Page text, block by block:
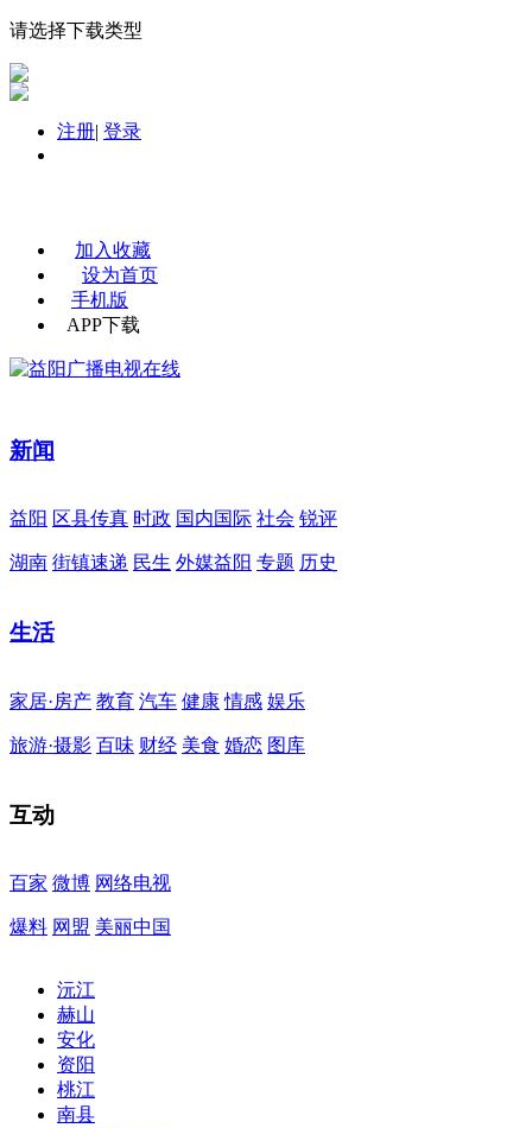
请选择下载类型
注册| 登录
加入收藏
设为首页
手机版
APP下载
新闻
益阳 区县传真 时政 国内国际 社会 锐评
湖南 街镇速递 民生 外媒益阳 专题 历史
生活
家居·房产 教育 汽车 健康 情感 娱乐
旅游·摄影 百味 财经 美食 婚恋 图库
互动
百家 微博 网络电视
爆料 网盟 美丽中国
沅江
赫山
安化
资阳
桃江
南县